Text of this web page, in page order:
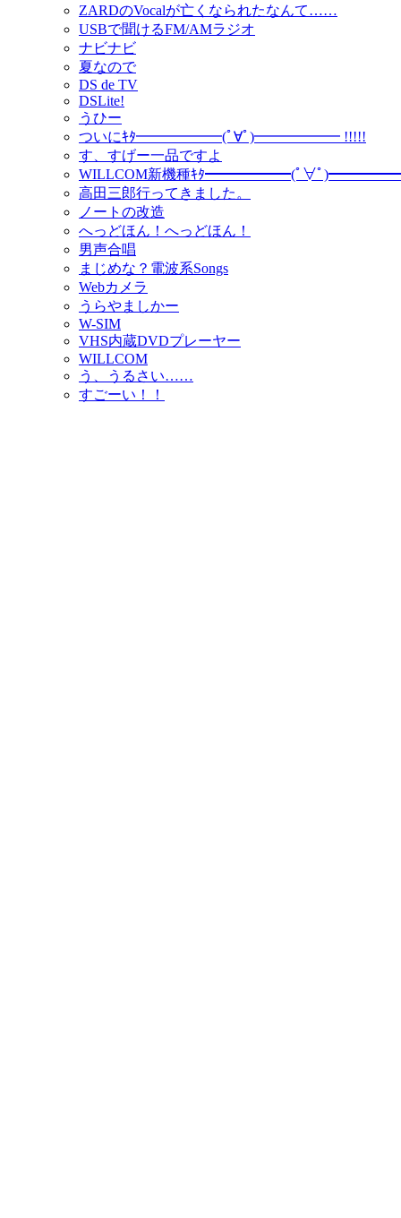
ZARDのVocalが亡くなられたなんて……
USBで聞けるFM/AMラジオ
ナビナビ
夏なので
DS de TV
DSLite!
うひー
ついにｷﾀ━━━━━━(ﾟ∀ﾟ)━━━━━━ !!!!!
す、すげー一品ですよ
WILLCOM新機種ｷﾀ━━━━━━(ﾟ∀ﾟ
高田三郎行ってきました。
ノートの改造
へっどほん！へっどほん！
男声合唱
まじめな？電波系Songs
Webカメラ
うらやましかー
W-SIM
VHS内蔵DVDプレーヤー
WILLCOM
う、うるさい……
すごーい！！